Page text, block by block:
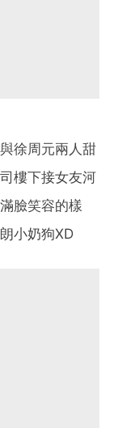
徐周元兩人甜
樓下接女友河
臉笑容的樣
小奶狗XD